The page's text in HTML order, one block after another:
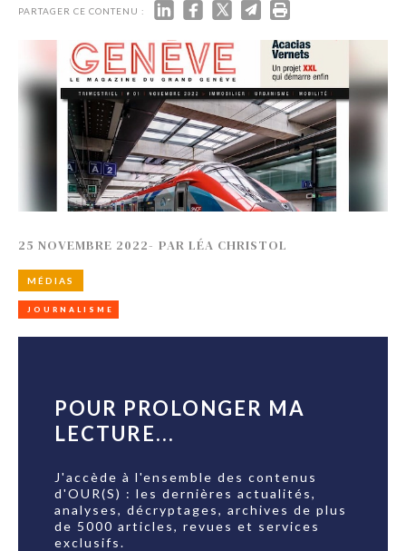
PARTAGER CE CONTENU :
25 NOVEMBRE 2022- PAR LÉA CHRISTOL
MÉDIAS
JOURNALISME
POUR PROLONGER MA
LECTURE...
J'accède à l'ensemble des contenus
d'OUR(S) : les dernières actualités,
analyses, décryptages, archives de plus
de 5000 articles, revues et services
exclusifs.